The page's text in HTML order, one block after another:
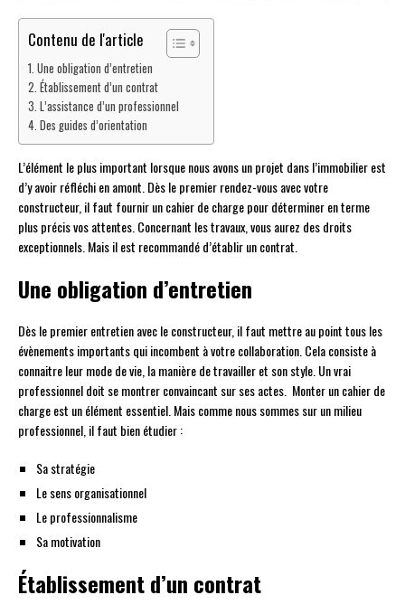
Contenu de l'article
Une obligation d’entretien
Établissement d’un contrat
L’assistance d’un professionnel
Des guides d’orientation
L’élément le plus important lorsque nous avons un projet dans l’immobilier est
d’y avoir réfléchi en amont. Dès le premier rendez-vous avec votre
constructeur, il faut fournir un cahier de charge pour déterminer en terme
plus précis vos attentes. Concernant les travaux, vous aurez des droits
exceptionnels. Mais il est recommandé d’établir un contrat.
Une obligation d’entretien
Dès le premier entretien avec le constructeur, il faut mettre au point tous les
évènements importants qui incombent à votre collaboration. Cela consiste à
connaitre leur mode de vie, la manière de travailler et son style. Un vrai
professionnel doit se montrer convaincant sur ses actes. Monter un cahier de
charge est un élément essentiel. Mais comme nous sommes sur un milieu
professionnel, il faut bien étudier :
Sa stratégie
Le sens organisationnel
Le professionnalisme
Sa motivation
Établissement d’un contrat